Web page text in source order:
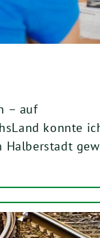
– auf
konnte